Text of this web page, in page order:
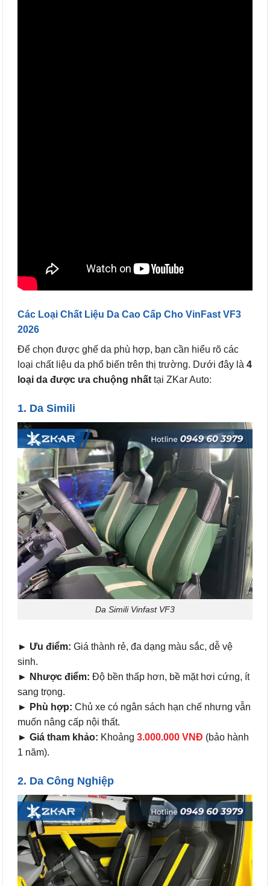
Các Loại Chất Liệu Da Cao Cấp Cho VinFast VF3
2026
Để chọn được ghế da phù hợp, bạn cần hiểu rõ các
loại chất liệu da phổ biến trên thị trường. Dưới đây là 4
loại da được ưa chuộng nhấttại ZKar Auto:
1. Da Simili
Da Simili Vinfast VF3
► Ưu điểm: Giá thành rẻ, đa dạng màu sắc, dễ vệ
sinh.
► Nhược điểm: Độ bền thấp hơn, bề mặt hơi cứng, ít
sang trọng.
► Phù hợp: Chủ xe có ngân sách hạn chế nhưng vẫn
muốn nâng cấp nội thất.
► Giá tham khảo: Khoảng 3.000.000 VNĐ (bảo hành
1 năm).
2. Da Công Nghiệp